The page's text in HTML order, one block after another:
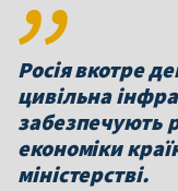
Росія вкотре
цивільна
забезпечують
економіки
міністерстві.